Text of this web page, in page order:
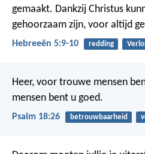
gemaakt. Dankzij Christus
gehoorzaam zijn, voor altijd
Hebreeën 5:9-10 redding
Heer, voor trouwe mensen
mensen bent u goed.
Psalm 18:26 betrouwbaarheid